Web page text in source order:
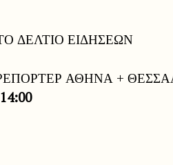
ΔΕΛΤΙΟ ΕΙΔΗΣΕΩΝ
ΑΘΗΝΑ +